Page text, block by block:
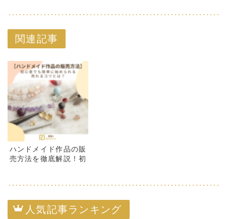
関連記事
ハンドメイド作品の販
売方法を徹底解説！初
人気記事ランキング